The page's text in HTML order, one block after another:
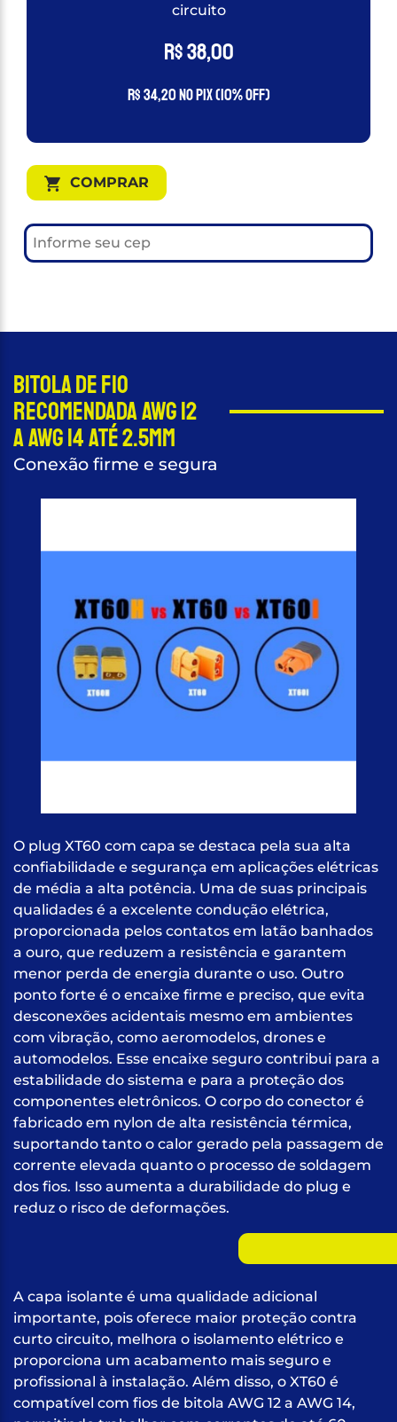
circuito
R$38,00
R$34,20no PIX (10% OFF)
COMPRAR
Bitola de fio
recomendada AWG 12
a AWG 14 até 2.5mm
Conexão firme e segura
O plug XT60 com capa se destaca pela sua alta
confiabilidade e segurança em aplicações elétricas
de média a alta potência. Uma de suas principais
qualidades é a excelente condução elétrica,
proporcionada pelos contatos em latão banhados
a ouro, que reduzem a resistência e garantem
menor perda de energia durante o uso. Outro
ponto forte é o encaixe firme e preciso, que evita
desconexões acidentais mesmo em ambientes
com vibração, como aeromodelos, drones e
automodelos. Esse encaixe seguro contribui para a
estabilidade do sistema e para a proteção dos
componentes eletrônicos. O corpo do conector é
fabricado em nylon de alta resistência térmica,
suportando tanto o calor gerado pela passagem de
corrente elevada quanto o processo de soldagem
dos fios. Isso aumenta a durabilidade do plug e
reduz o risco de deformações.
A capa isolante é uma qualidade adicional
importante, pois oferece maior proteção contra
curto circuito, melhora o isolamento elétrico e
proporciona um acabamento mais seguro e
profissional à instalação. Além disso, o XT60 é
compatível com fios de bitola AWG 12 a AWG 14,